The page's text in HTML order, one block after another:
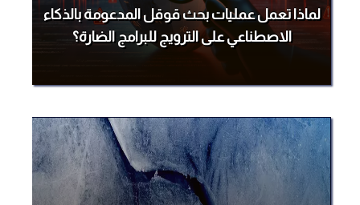
لماذا تعمل عمليات بحث قوقل المدعومة بالذكاء
الاصطناعي على الترويج للبرامج الضارة؟